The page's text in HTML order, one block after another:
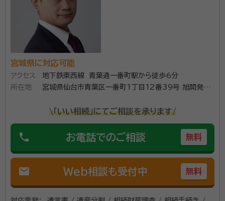
たが、不動産が絡む相続に関しては自分で行うよりはお願いした方が確
実だと感じました。
資格等：行政書士
所属団体： 宮城県行政書士会
宮城県に対応可能
アクセス
地下鉄東西線 青葉通一番町駅から徒歩6分
所在地
宮城県仙台市青葉区一番町1丁目12番39号 旭開発第
\「いい相続」にてご相談を承ります/
phone お電話でのご相談 無料
mail Web相談も受付中 無料